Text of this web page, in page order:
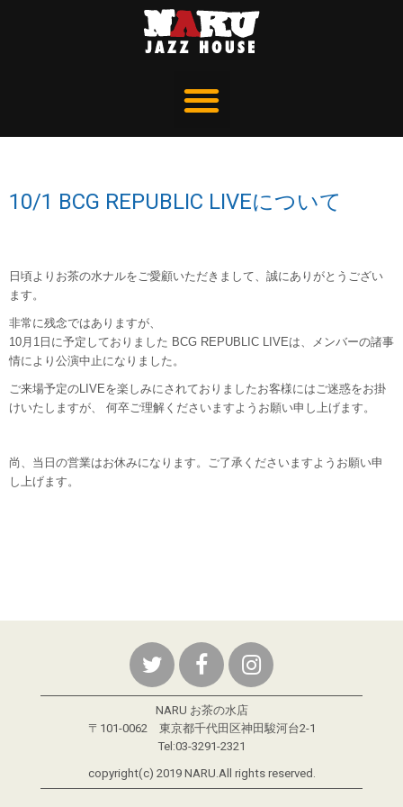
10/1 BCG REPUBLIC LIVEについて
日頃よりお茶の水ナルをご愛顧いただきまして、誠にありがとうござい
ます。
非常に残念ではありますが、
10月1日に予定しておりました BCG REPUBLIC LIVEは、メンバーの諸事
情により公演中止になりました。
ご来場予定のLIVEを楽しみにされておりましたお客様にはご迷惑をお掛
けいたしますが、
何卒ご理解くださいますようお願い申し上げます。
尚、当日の営業はお休みになります。ご了承くださいますよう お願い申
し上げます。
NARU お茶の水店
〒101-0062 東京都千代田区神田駿河台2-1
Tel:03-3291-2321
copyright(c) 2019 NARU.All rights reserved.